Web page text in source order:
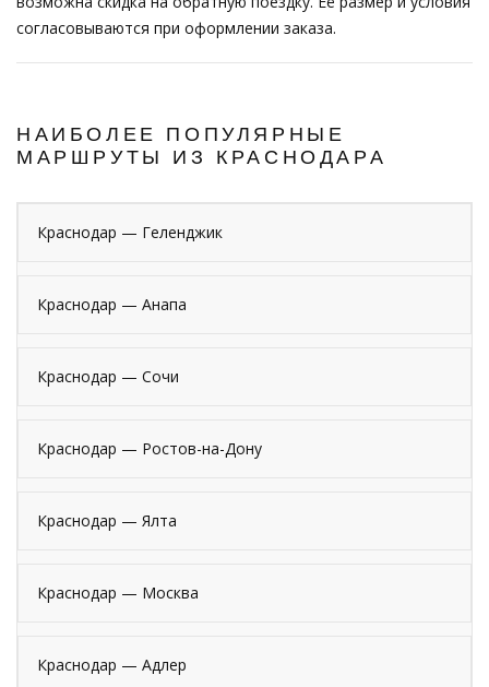
согласовываются при оформлении заказа.
НАИБОЛЕЕ ПОПУЛЯРНЫЕ
МАРШРУТЫ ИЗ КРАСНОДАРА
Краснодар — Геленджик
Краснодар — Анапа
Краснодар — Сочи
Краснодар — Ростов-на-Дону
Краснодар — Ялта
Краснодар — Москва
Краснодар — Адлер